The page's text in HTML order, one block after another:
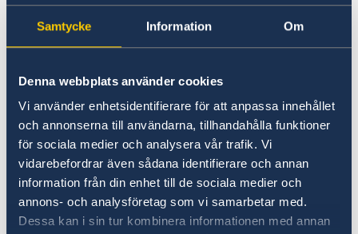
Samtycke Information Om
Denna webbplats använder cookies
Vi använder enhetsidentifierare för att anpassa innehållet
och annonserna till användarna, tillhandahålla funktioner
för sociala medier och analysera vår trafik. Vi
vidarebefordrar även sådana identifierare och annan
information från din enhet till de sociala medier och
annons- och analysföretag som vi samarbetar med.
Dessa kan i sin tur kombinera informationen med annan
Ambassadens reseinformation
Terrorism
Naturförhållanden och katastrofer
In- och utresebestämmelser
Hälso- och sjukvård
Lokala lagar och sedvänjor
Kriminalitet och personlig säkerhet
Trafiksäkerhet
Övriga upplysningar
kontaktar lokal vigselförrättare för att få
information om vilka dokument som krävs och
hur man ska gå tillväga.
För information om vigsel i utlandet och
registrering i folkbokföringen av äktenskap
som ingåtts utomlands, vänligen se
Skatteverkets hemsida
.